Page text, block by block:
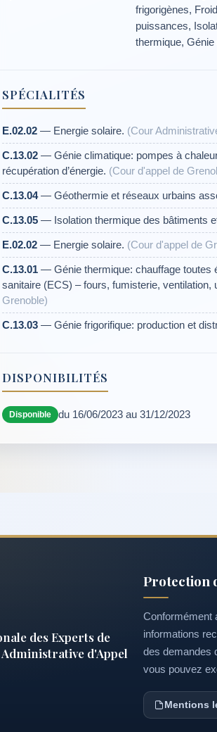
frigorigènes,
puissances,
thermique,
SPÉCIALITÉS
E.02.02 — Energie solaire. (Cour
C.13.02 — Génie climatique: pompes à
récupération d’énergie. (Cour d'appel de
C.13.04— Géothermie et réseaux urbains
C.13.05 — Isolation thermique des bâtiments
E.02.02 — Energie solaire. (Cour d'appel de
C.13.01 — Génie thermique: chauffage toutes
sanitaire (ECS) – fours, fumisterie, ventilation,
Grenoble)
C.13.03 — Génie frigorifique: production et
DISPONIBILITÉS
Disponible du 16/06/2023 au 31/12/2023
des Experts de
d'Appel
Protection
Conformément
informations
des demandes
vous pouvez
Mentions